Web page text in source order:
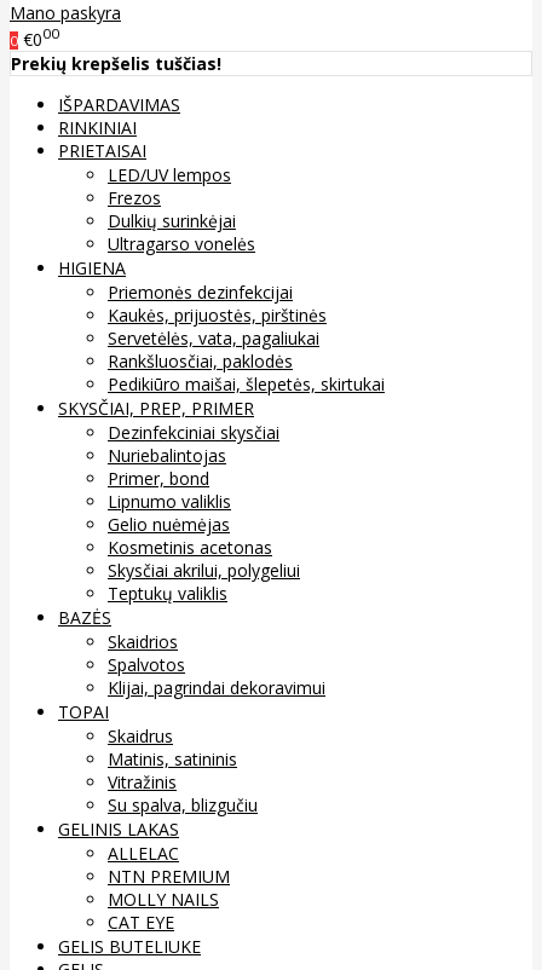
Mano paskyra
0 €000
Prekių krepšelis tuščias!
IŠPARDAVIMAS
RINKINIAI
PRIETAISAI
LED/UV lempos
Frezos
Dulkių surinkėjai
Ultragarso vonelės
HIGIENA
Priemonės dezinfekcijai
Kaukės, prijuostės, pirštinės
Servetėlės, vata, pagaliukai
Rankšluosčiai, paklodės
Pedikiūro maišai, šlepetės, skirtukai
SKYSČIAI, PREP, PRIMER
Dezinfekciniai skysčiai
Nuriebalintojas
Primer, bond
Lipnumo valiklis
Gelio nuėmėjas
Kosmetinis acetonas
Skysčiai akrilui, polygeliui
Teptukų valiklis
BAZĖS
Skaidrios
Spalvotos
Klijai, pagrindai dekoravimui
TOPAI
Skaidrus
Matinis, satininis
Vitražinis
Su spalva, blizgučiu
GELINIS LAKAS
ALLELAC
NTN PREMIUM
MOLLY NAILS
CAT EYE
GELIS BUTELIUKE